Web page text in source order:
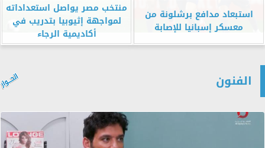
استبعاد مدافع برشلونة من
معسكر إسبانيا للإصابة
منتخب مصر يواصل استعداداته
لمواجهة إثيوبيا بتدريب في
أكاديمية الرجاء
الفنون